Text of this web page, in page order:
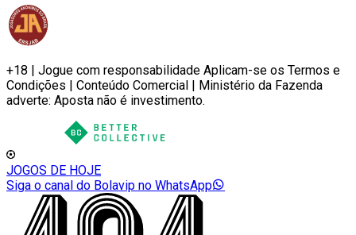
+18 | Jogue com responsabilidade Aplicam-se os Termos e
Condições | Conteúdo Comercial | Ministério da Fazenda
adverte: Aposta não é investimento.
JOGOS DE HOJE
Siga o canal do Bolavip no WhatsApp